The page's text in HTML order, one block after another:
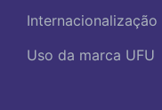
Internacionalização
Uso da marca UFU